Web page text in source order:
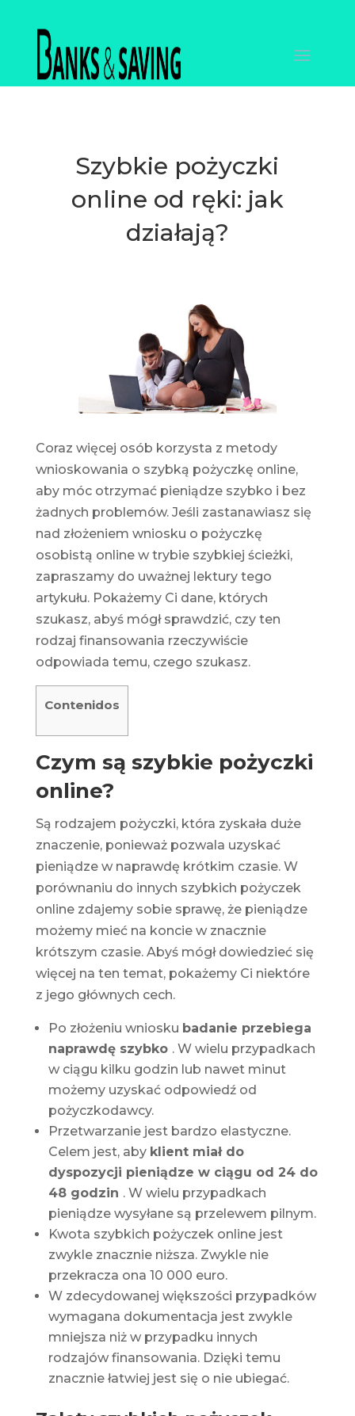
Szybkie pożyczki
online od ręki: jak
działają?
Coraz więcej osób korzysta z metody
wnioskowania o szybką pożyczkę online,
aby móc otrzymać pieniądze szybko i bez
żadnych problemów. Jeśli zastanawiasz się
nad złożeniem wniosku o pożyczkę
osobistą online w trybie szybkiej ścieżki,
zapraszamy do uważnej lektury tego
artykułu. Pokażemy Ci dane, których
szukasz, abyś mógł sprawdzić, czy ten
rodzaj finansowania rzeczywiście
odpowiada temu, czego szukasz.
Contenidos
Czym są szybkie pożyczki
online?
Są rodzajem pożyczki, która zyskała duże
znaczenie, ponieważ pozwala uzyskać
pieniądze w naprawdę krótkim czasie. W
porównaniu do innych szybkich pożyczek
online zdajemy sobie sprawę, że pieniądze
możemy mieć na koncie w znacznie
krótszym czasie. Abyś mógł dowiedzieć się
więcej na ten temat, pokażemy Ci niektóre
z jego głównych cech.
Po złożeniu wniosku badanie przebiega
naprawdę szybko . W wielu przypadkach
w ciągu kilku godzin lub nawet minut
możemy uzyskać odpowiedź od
pożyczkodawcy.
Przetwarzanie jest bardzo elastyczne.
Celem jest, aby klient miał do
dyspozycji pieniądze w ciągu od 24 do
48 godzin . W wielu przypadkach
pieniądze wysyłane są przelewem pilnym.
Kwota szybkich pożyczek online jest
zwykle znacznie niższa. Zwykle nie
przekracza ona 10 000 euro.
W zdecydowanej większości przypadków
wymagana dokumentacja jest zwykle
mniejsza niż w przypadku innych
rodzajów finansowania. Dzięki temu
znacznie łatwiej jest się o nie ubiegać.